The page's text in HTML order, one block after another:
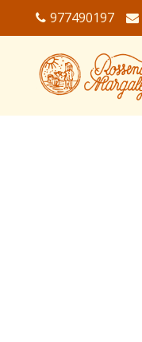
977490197